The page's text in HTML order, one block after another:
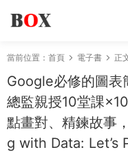
當前位置： 首頁 電子書 正
Google必修的圖表
總監親授10堂課
點畫對、精鍊故事
g with Data: Let’s